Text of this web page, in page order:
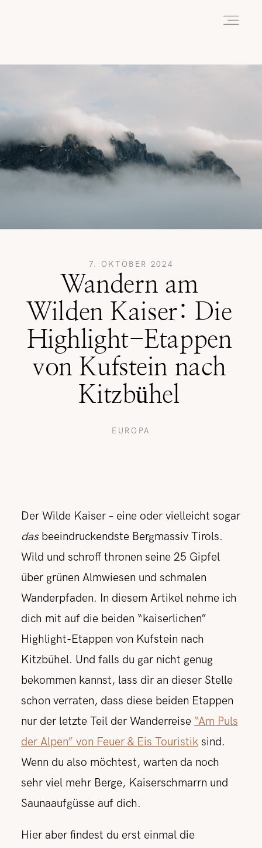
7. OKTOBER 2024
Wandern am
Wilden Kaiser: Die
Highlight-Etappen
von Kufstein nach
Kitzbühel
EUROPA
Der Wilde Kaiser – eine oder vielleicht sogar
dasbeeindruckendste Bergmassiv Tirols.
Wild und schroff thronen seine 25 Gipfel
über grünen Almwiesen und schmalen
Wanderpfaden. In diesem Artikel nehme ich
dich mit auf die beiden “kaiserlichen”
Highlight-Etappen von Kufstein nach
Kitzbühel. Und falls du gar nicht genug
bekommen kannst, lass dir an dieser Stelle
schon verraten, dass diese beiden Etappen
nur der letzte Teil der Wanderreise “Am Puls
der Alpen” von Feuer & Eis Touristiksind.
Wenn du also möchtest, warten da noch
sehr viel mehr Berge, Kaiserschmarrn und
Saunaaufgüsse auf dich.
Hier aber findest du erst einmal die
REISEN
REISETIPPS
SHOP
KONTAKT